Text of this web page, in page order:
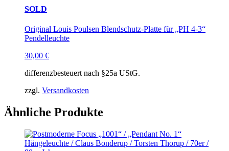
SOLD
Original Louis Poulsen Blendschutz-Platte für „PH 4-3“
Pendelleuchte
30,00 €
differenzbesteuert nach §25a UStG.
zzgl. Versandkosten
Ähnliche Produkte